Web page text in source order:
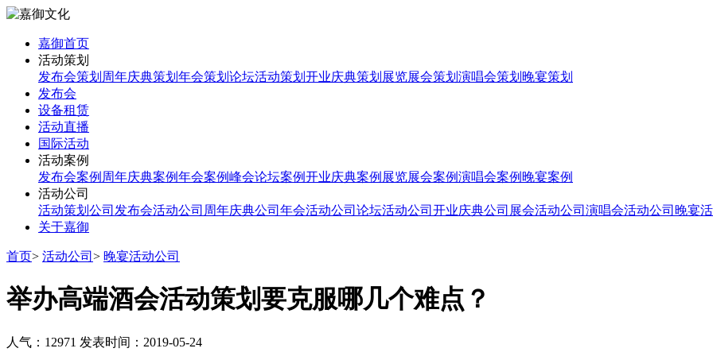
嘉御首页
活动策划
发布会策划 周年庆典策划 年会策划 论坛活动策划 开业庆典策划 展览展会策划 演唱会策划 晚宴策划
发布会
设备租赁
活动直播
国际活动
活动案例
发布会案例 周年庆典案例年会案例峰会论坛案例开业庆典案例 展览展会案例演唱会案例 晚宴案例
活动公司
活动策划公司 发布会活动公司 周年庆典公司 年会活动公司 论坛活动公司 开业庆典公司 展会活动公司 演唱会活动公司 晚宴
关于嘉御
首页> 活动公司 > 晚宴活动公司
举办高端酒会活动策划要克服哪几个难点？
人气：12971 发表时间：2019-05-24